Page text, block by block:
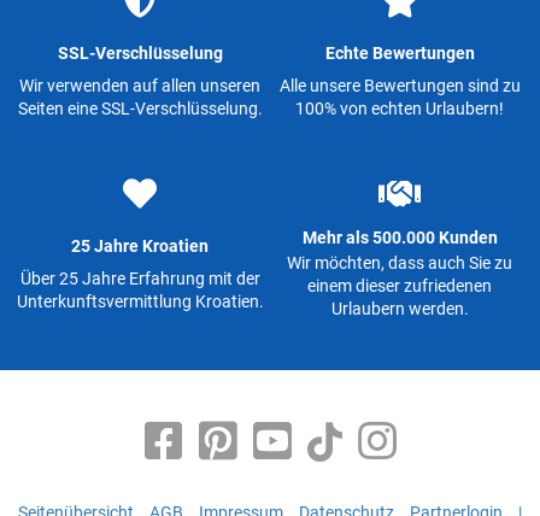
SSL-Verschlüsselung
Wir verwenden auf allen unseren
Seiten eine SSL-Verschlüsselung.
Echte Bewertungen
Alle unsere Bewertungen sind zu
100% von echten Urlaubern!
25 Jahre Kroatien
Über 25 Jahre Erfahrung mit der
Unterkunftsvermittlung Kroatien.
Mehr als 500.000 Kunden
Wir möchten, dass auch Sie zu
einem dieser zufriedenen
Urlaubern werden.
Seitenübersicht AGB Impressum Datenschutz Partnerlogin |